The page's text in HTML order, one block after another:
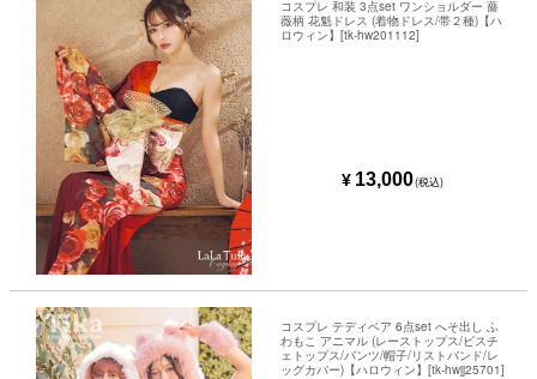
コスプレ 和装 3点set ワンショルダー 薔
薇柄 花魁ドレス (着物ドレス/帯２種)【ハ
ロウィン】[tk-hw201112]
¥ 13,000(税込)
コスプレ テディベア 6点set へそ出し ふ
わもこ アニマル (レーストップス/ビスチ
ェトップス/パンツ/帽子/リストバンド/レ
ッグカバー)【ハロウィン】[tk-hwjj25701]